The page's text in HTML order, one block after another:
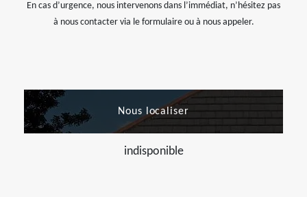
En cas d’urgence, nous intervenons dans l’immédiat, n’hésitez pas
à nous contacter via le formulaire ou à nous appeler.
Nous localiser
indisponible